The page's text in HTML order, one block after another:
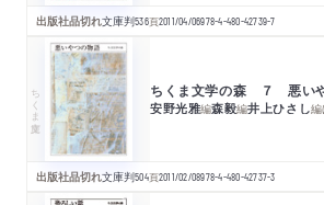
出版社品切れ文庫判536頁2011/04/06978-4-480-42739-7
ちくま文庫 ちくま文学の森 ７ 悪い
安野光雅編森毅編井上ひさし編
出版社品切れ文庫判504頁2011/02/08978-4-480-42737-3